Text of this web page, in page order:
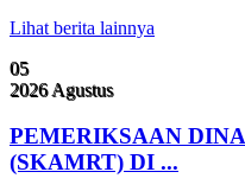
Lihat berita lainnya
05
2026 Agustus
PEMERIKSAAN
(SKAMRT) DI ...